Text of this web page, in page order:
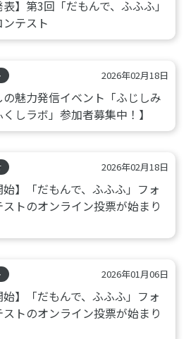
表】第3回「だもんで、ふふふ」
テスト
2026年02月18日
の魅力発信イベント「ふじしみ
しラボ」参加者募集中！】
2026年02月18日
始】「だもんで、ふふふ」フォ
ストのオンライン投票が始まり
2026年01月06日
始】「だもんで、ふふふ」フォ
ストのオンライン投票が始まり